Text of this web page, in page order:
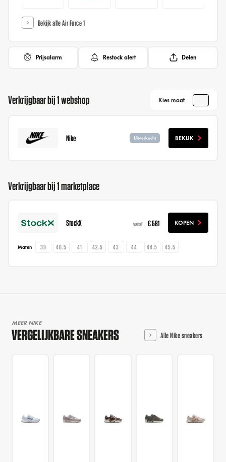
Bekijk alle Air Force 1
Prijsalarm Restock alert Delen
Verkrijgbaar bij 1 webshop Kies maat
Nike Uitverkocht BEKIJK
Verkrijgbaar bij 1 marketplace
StockX vanaf € 581 KOPEN
Maten 39 40.5 41 42.5 43 44 44.5 45.5
MEER NIKE
VERGELIJKBARE SNEAKERS Alle Nike sneakers